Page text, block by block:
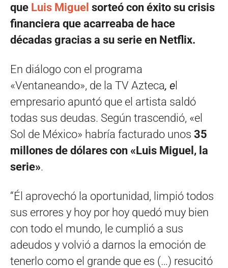
que Luis Miguel sorteó con éxito su crisis
financiera que acarreaba de hace
décadas gracias a su serie en Netflix.
En diálogo con el programa
«Ventaneando», de la TV Azteca, e
empresario apuntó que el artista saldó
todas sus deudas. Según trascendió, «el
Sol de México» habría facturado unos 35
millones de dólares con «Luis Miguel, la
serie».
“Él aprovechó la oportunidad, limpió todos
sus errores y hoy por hoy quedó muy bien
con todo el mundo, le cumplió a sus
adeudos y volvió a darnos la emoción de
tenerlo como el grande que es (…) resucitó